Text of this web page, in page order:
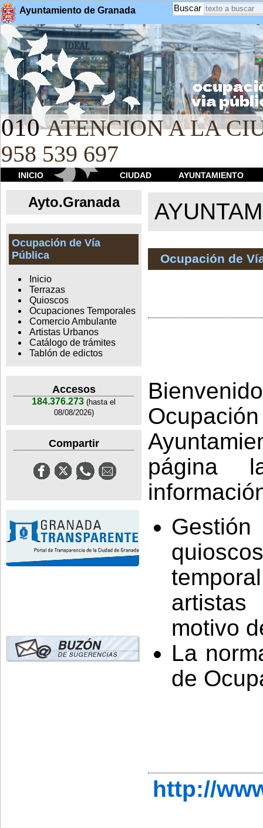
Ayuntamiento de Granada Buscar
010 ATENCION A LA
958 539 697
INICIO CIUDAD AYUNTAMIENTO
Ayto.Granada
Ocupación de Vía
Pública
Inicio
Terrazas
Quioscos
Ocupaciones Temporales
Comercio Ambulante
Artistas Urbanos
Catálogo de trámites
Tablón de edictos
Accesos
184.376.273 (hasta el
08/08/2026)
Compartir
Ocupación de
página
motivo
La
de
http://